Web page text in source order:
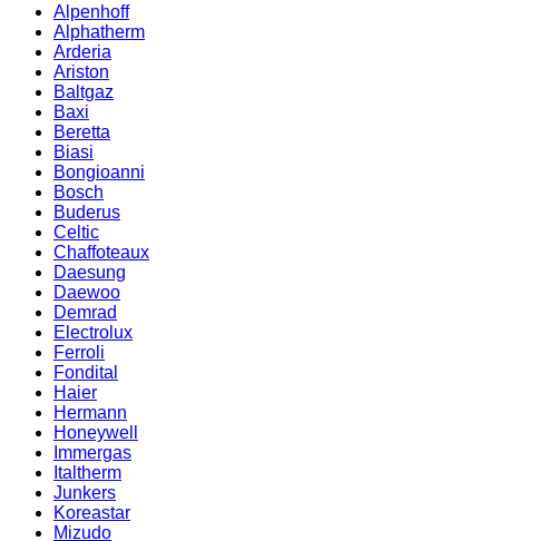
Alpenhoff
Alphatherm
Arderia
Ariston
Baltgaz
Baxi
Beretta
Biasi
Bongioanni
Bosch
Buderus
Celtic
Chaffoteaux
Daesung
Daewoo
Demrad
Electrolux
Ferroli
Fondital
Haier
Hermann
Honeywell
Immergas
Italtherm
Junkers
Koreastar
Mizudо